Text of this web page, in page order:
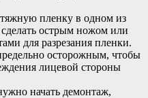
пленку в одном из
острым ножом или
для разрезания пленки.
осторожным, чтобы
лицевой стороны
начать демонтаж,